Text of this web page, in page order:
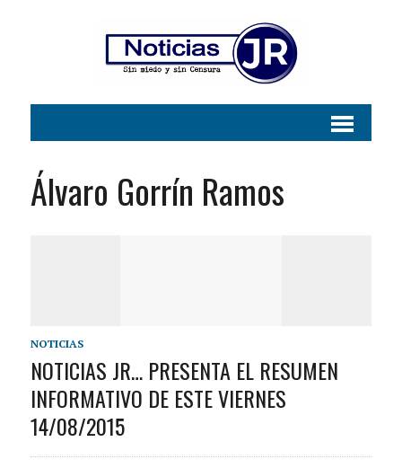
Álvaro Gorrín Ramos
NOTICIAS
NOTICIAS JR… PRESENTA EL RESUMEN
INFORMATIVO DE ESTE VIERNES
14/08/2015